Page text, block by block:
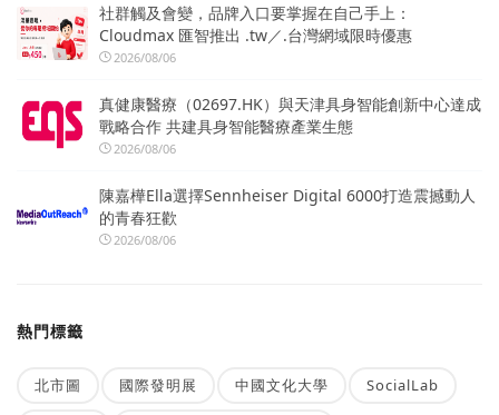
社群觸及會變，品牌入口要掌握在自己手上：
Cloudmax 匯智推出 .tw／.台灣網域限時優惠
2026/08/06
真健康醫療（02697.HK）與天津具身智能創新中心達成
戰略合作 共建具身智能醫療產業生態
2026/08/06
陳嘉樺Ella選擇Sennheiser Digital 6000打造震撼動人
的青春狂歡
2026/08/06
熱門標籤
北市圖 國際發明展 中國文化大學 SocialLab